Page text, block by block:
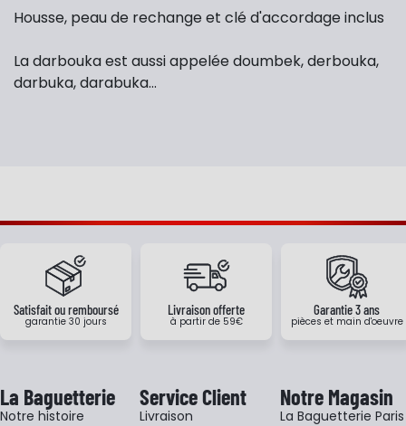
Housse, peau de rechange et clé d'accordage inclus
La darbouka est aussi appelée doumbek, derbouka,
darbuka, darabuka…
Satisfait ou remboursé
garantie 30 jours
Livraison offerte
à partir de 59€
Garantie 3 ans
pièces et main d'oeuvre
La Baguetterie
Notre histoire
Service Client
Livraison
Notre Magasin
La Baguetterie Paris